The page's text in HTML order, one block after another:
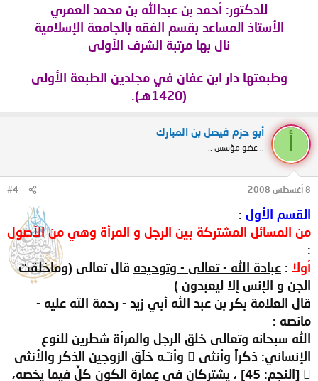
للدكتور: أحمد بن عبدالله بن محمد العمري
الأستاذ المساعد بقسم الفقه بالجامعة الإسلامية
نال بها مرتبة الشرف الأولى
وطبعتها دار ابن عفان في مجلدين الطبعة الأولى
(1420هـ).
أبو حزم فيصل بن المبارك
:: عضو مؤسس ::
8 أغسطس 2008 #4
القسم الأول :
من المسائل المشتركة بين الرجل و المرأة وهي من الأصول
:
أولا : عبادة الله - تعالى - وتوحيده قال تعالى (وماخلقت
الجن و الإنس إلا ليعبدون )
قال العلامة بكر بن عبد الله أبي زيد - رحمة الله عليه -
مانصه :
الله سبحانه وتعالى خلق الرجل والمرأة شطرين للنوع
الإنساني: ذكراً وأنثى  وأنـّـه خلَق الزوجين الذكر والأنثى
 [النجم: 45] ، يشتركان في عِمارة الكون كلٌّ فيما يخصه،